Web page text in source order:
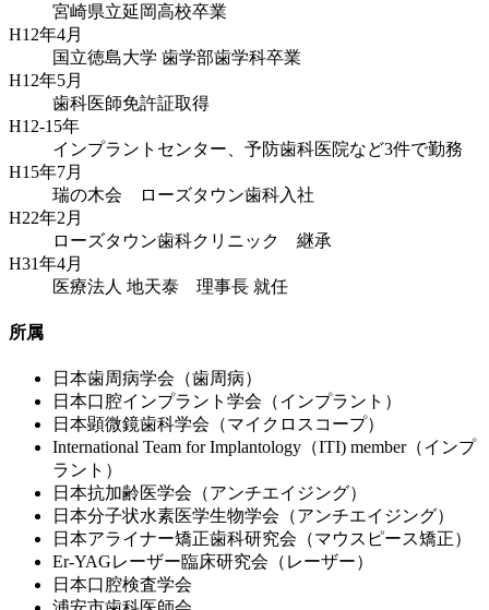
宮崎県立延岡高校卒業
H12年4月
国立徳島大学 歯学部歯学科卒業
H12年5月
歯科医師免許証取得
H12-15年
インプラントセンター、予防歯科医院など3件で勤務
H15年7月
瑞の木会 ローズタウン歯科入社
H22年2月
ローズタウン歯科クリニック 継承
H31年4月
医療法人 地天泰 理事長 就任
所属
日本歯周病学会（歯周病）
日本口腔インプラント学会（インプラント）
日本顕微鏡歯科学会（マイクロスコープ）
International Team for Implantology（ITI) member（インプ
ラント）
日本抗加齢医学会（アンチエイジング）
日本分子状水素医学生物学会（アンチエイジング）
日本アライナー矯正歯科研究会（マウスピース矯正）
Er-YAGレーザー臨床研究会（レーザー）
日本口腔検査学会